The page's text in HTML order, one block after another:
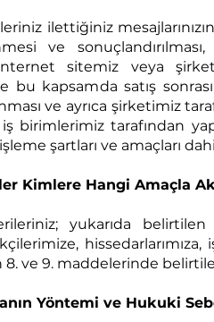
ilettiğiniz
ve
sitemiz veya
bu kapsamda satış
ve ayrıca şirketimiz
birimlerimiz tarafından
şartları ve amaçları
Kimlere Hangi Amaçla
yukarıda
8. ve 9. maddelerinde
Yöntemi ve Hukuki